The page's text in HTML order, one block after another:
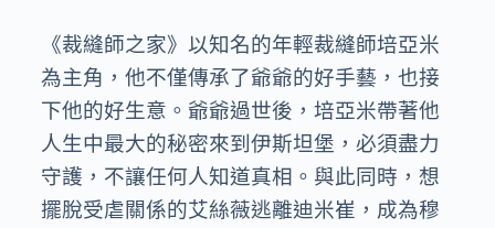
《裁縫師之家》以知名的年輕裁縫師培亞米
為主角，他不僅傳承了爺爺的好手藝，也接
下他的好生意。爺爺過世後，培亞米帶著他
人生中最大的秘密來到伊斯坦堡，必須盡力
守護，不讓任何人知道真相。與此同時，想
擺脫受虐關係的艾絲薇逃離迪米崔，成為穆